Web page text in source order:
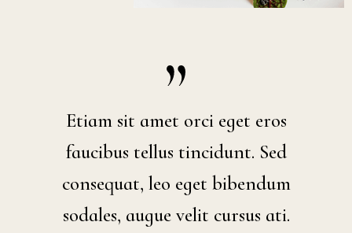
Etiam sit amet orci eget eros
faucibus tellus tincidunt. Sed
consequat, leo eget bibendum
sodales, augue velit cursus ati.